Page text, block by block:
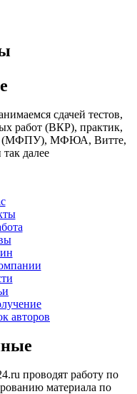
сдачей тестов,
работ (ВКР), практик,
(МФПУ), МФЮА, Витте,
далее
авторов
проводят работу по
материала по